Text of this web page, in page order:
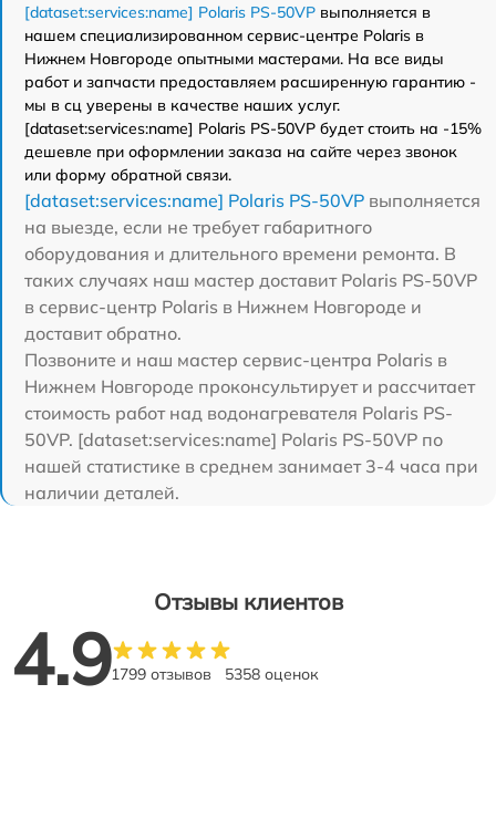
[dataset:services:name] Polaris PS-50VP выполняется в
нашем специализированном сервис-центре Polaris в
Нижнем Новгороде опытными мастерами. На все виды
работ и запчасти предоставляем расширенную гарантию -
мы в сц уверены в качестве наших услуг.
[dataset:services:name] Polaris PS-50VP будет стоить на -15%
дешевле при оформлении заказа на сайте через звонок
или форму обратной связи.
[dataset:services:name] Polaris PS-50VP выполняется
на выезде, если не требует габаритного
оборудования и длительного времени ремонта. В
таких случаях наш мастер доставит Polaris PS-50VP
в сервис-центр Polaris в Нижнем Новгороде и
доставит обратно.
Позвоните и наш мастер сервис-центра Polaris в
Нижнем Новгороде проконсультирует и рассчитает
стоимость работ над водонагревателя Polaris PS-
50VP. [dataset:services:name] Polaris PS-50VP по
нашей статистике в среднем занимает 3-4 часа при
наличии деталей.
Отзывы клиентов
4.91799 отзывов 5358 оценок